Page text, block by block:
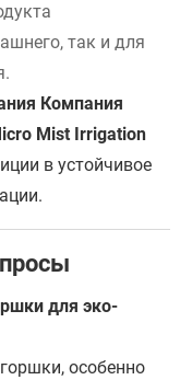
так и для
Компания
Mist Irrigation
в устойчивое
для эко-
особенно